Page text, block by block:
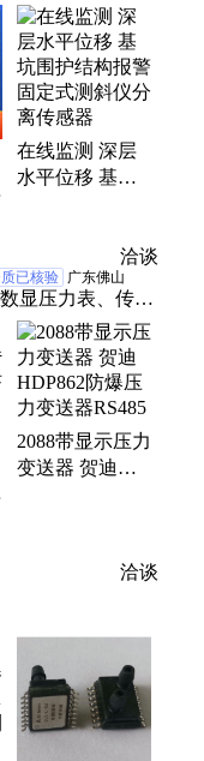
斜仪、沉降观测
在线监测 深层
水平位移 基坑
洽谈
已核验 广东佛山
显压力表、传感
2088带显示压力
变送器 贺迪
洽谈